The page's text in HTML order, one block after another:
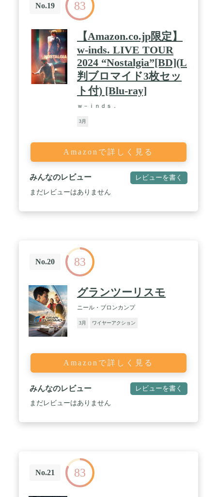
No.19 83
【Amazon.co.jp限定】
w-inds. LIVE TOUR
2024 “Nostalgia”[BD](L
判ブロマイド3枚セッ
ト付) [Blu-ray]
ｗ－ｉｎｄｓ．
3月
Amazonで詳しく見る
みんなのレビュー レビューを書く
まだレビューはありません
No.20 83
グランツーリスモ
ニール・ブロンカンプ
3月 ワイヤーアクション
Amazonで詳しく見る
みんなのレビュー レビューを書く
まだレビューはありません
No.21 83